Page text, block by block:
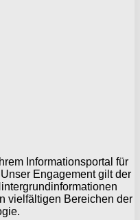
Informationsportal für
Engagement gilt der
vielfältigen Bereichen der